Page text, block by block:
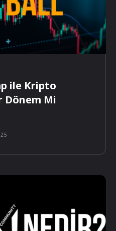
ile Kripto
Dönem Mi